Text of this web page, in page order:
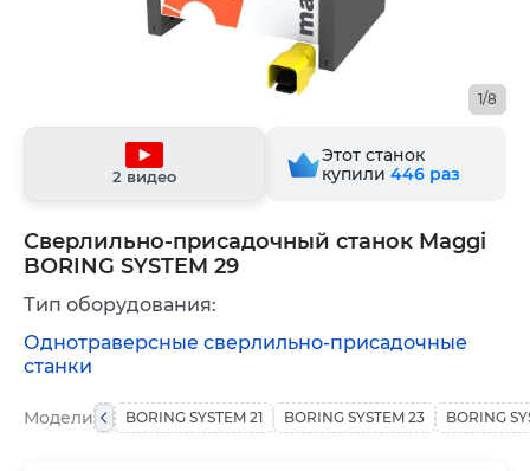
Сверлильно-присадочный станок Maggi
BORING SYSTEM 29
1/8
2 видео
Этот станок
купили 446 раз
Модели BORING SYSTEM 21 BORING SYSTEM 23 BORING
Тип оборудования:
Однотраверсные сверлильно-присадочные
станки